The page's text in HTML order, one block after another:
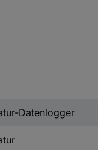
Datenlogger